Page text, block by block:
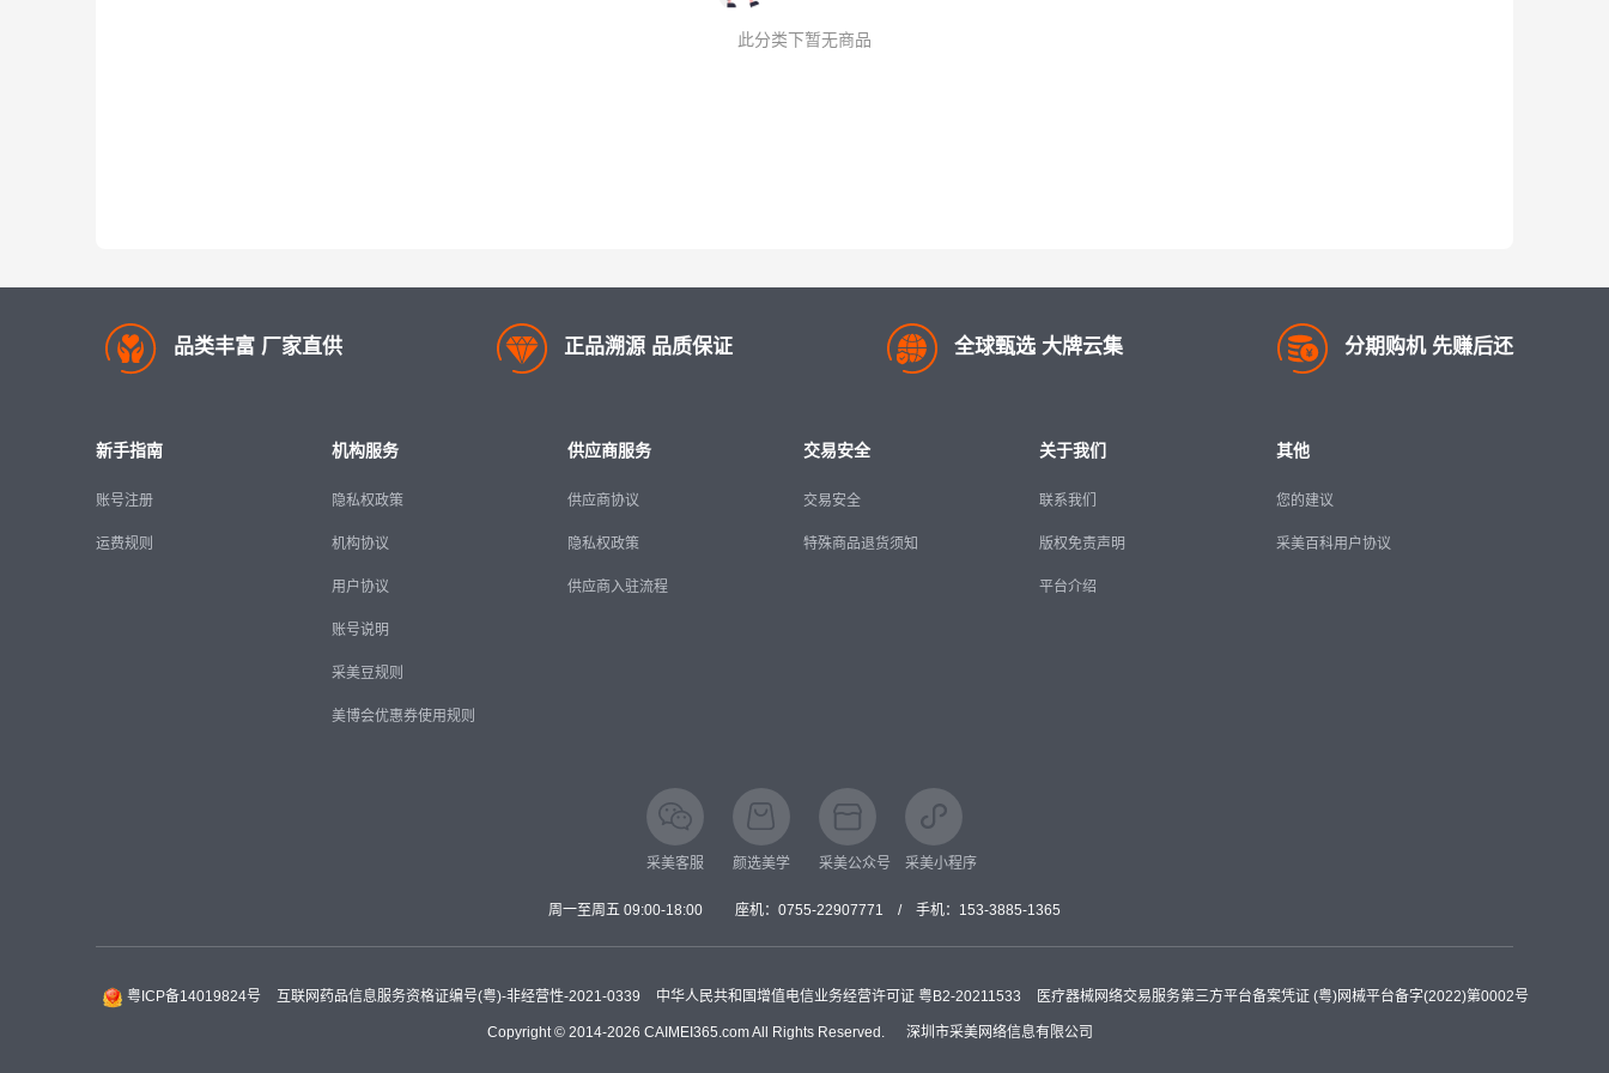
此分类下暂无商品
品类丰富 厂家直供 正品溯源 品质保证 全球甄选 大牌云集 分期购机 先赚后还
新手指南
账号注册
运费规则
机构服务
隐私权政策
机构协议
用户协议
账号说明
采美豆规则
美博会优惠券使用规则
供应商服务
供应商协议
隐私权政策
供应商入驻流程
交易安全
交易安全
特殊商品退货须知
关于我们
联系我们
版权免责声明
平台介绍
其他
您的建议
采美百科用户协议
采美客服 颜选美学 采美公众号 采美小程序
周一至周五 09:00-18:00 座机： 0755-22907771 / 手机： 153-3885-1365
粤ICP备14019824号 互联网药品信息服务资格证编号(粤)-非经营性-2021-0339 中华人民共和国增值电信业务经营许可证 粤B2-20211533 医疗器械网络交易服务第三方平台备案凭证 (粤)网械平台备字(2022)第0002号
Copyright © 2014-2026 CAIMEI365.com All Rights Reserved. 深圳市采美网络信息有限公司